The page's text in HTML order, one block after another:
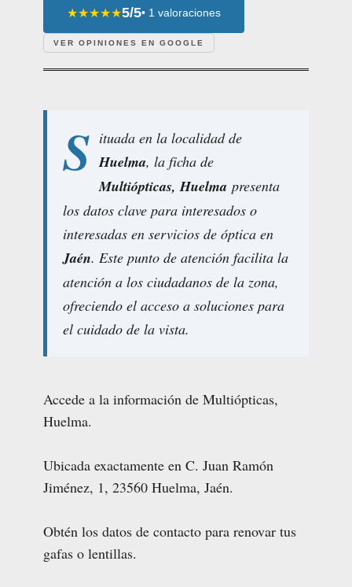
★★★★★5/5• 1 valoraciones
VER OPINIONES EN GOOGLE
S ituada en la localidad de
Huelma, la ficha de
Multiópticas, Huelma presenta
los datos clave para interesados o
interesadas en servicios de óptica en
Jaén. Este punto de atención facilita la
atención a los ciudadanos de la zona,
ofreciendo el acceso a soluciones para
el cuidado de la vista.
Accede a la información de Multiópticas,
Huelma.
Ubicada exactamente en C. Juan Ramón
Jiménez, 1, 23560 Huelma, Jaén.
Obtén los datos de contacto para renovar tus
gafas o lentillas.